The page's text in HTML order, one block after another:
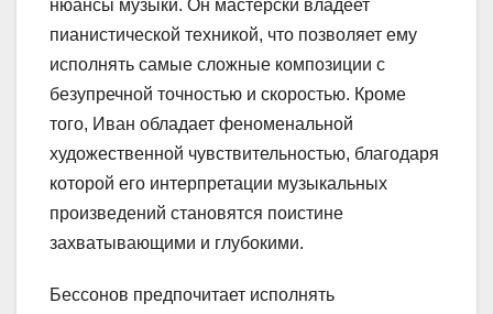
нюансы музыки. Он мастерски владеет
пианистической техникой, что позволяет ему
исполнять самые сложные композиции с
безупречной точностью и скоростью. Кроме
того, Иван обладает феноменальной
художественной чувствительностью, благодаря
которой его интерпретации музыкальных
произведений становятся поистине
захватывающими и глубокими.
Бессонов предпочитает исполнять